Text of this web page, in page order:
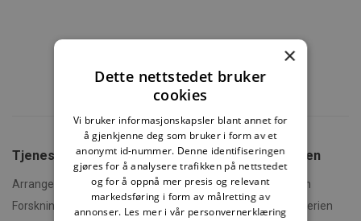
Tjenester fra SINTEF
Arrangementer og kurs
Forskningsrapporter
Om Byggforskserien
Hva er Byggforskserien
Finn fram i Byggforskserien
×
Dette nettstedet bruker
cookies
Vi bruker informasjonskapsler blant annet for
å gjenkjenne deg som bruker i form av et
anonymt id-nummer. Denne identifiseringen
gjøres for å analysere trafikken på nettstedet
og for å oppnå mer presis og relevant
markedsføring i form av målretting av
annonser. Les mer i vår personvernerklæring